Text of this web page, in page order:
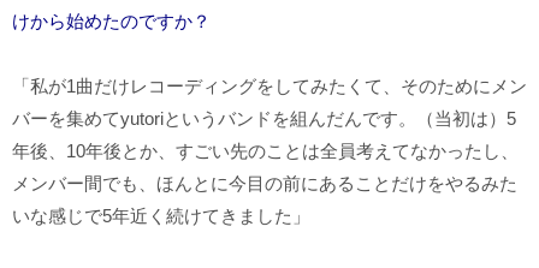
けから始めたのですか？
「私が1曲だけレコーディングをしてみたくて、そのためにメン
バーを集めてyutoriというバンドを組んだんです。（当初は）5
年後、10年後とか、すごい先のことは全員考えてなかったし、
メンバー間でも、ほんとに今目の前にあることだけをやるみた
いな感じで5年近く続けてきました」